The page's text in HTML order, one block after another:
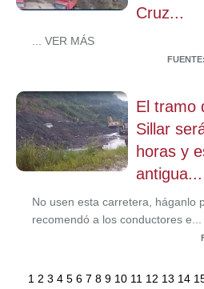
Cruz...
... VER MÁS
El tramo
Sillar
horas y
antigua...
No usen esta carretera, háganlo
recomendó a los conductores e...
1 2 3 4 5 6 7 8 9 10 11 12 13 14